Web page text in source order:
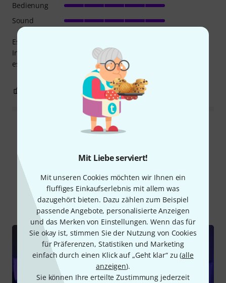
Mit Liebe serviert!
Mit unseren Cookies möchten wir Ihnen ein
fluffiges Einkaufserlebnis mit allem was
dazugehört bieten. Dazu zählen zum Beispiel
passende Angebote, personalisierte Anzeigen
und das Merken von Einstellungen. Wenn das für
Sie okay ist, stimmen Sie der Nutzung von Cookies
für Präferenzen, Statistiken und Marketing
einfach durch einen Klick auf „Geht klar“ zu (alle
anzeigen).
Sie können Ihre erteilte Zustimmung jederzeit
Es tut was es soll, einfache intuitive Bedienung, die
Installation der Treiber unkompliziert und Klanglich passt
es auch gut.
Bedienung
Sound
BEWERTUNG MELDEN
Alle Bewertungen lesen
Schon gewusst?
Alle Videos Ratgeber Downloads